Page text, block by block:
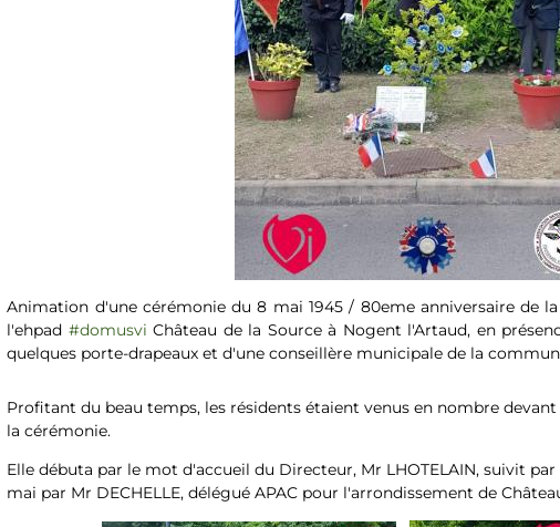
Animation d'une cérémonie du 8 mai 1945 / 80eme anniversaire de
l'ehpad #domusvi Château de la Source à Nogent l'Artaud, en
quelques porte-drapeaux et d'une conseillère municipale de la
Profitant du beau temps, les résidents étaient venus en nombre
la cérémonie.
Elle débuta par le mot d'accueil du Directeur, Mr LHOTELAIN, suivit
mai par Mr DECHELLE, délégué APAC pour l'arrondissement de